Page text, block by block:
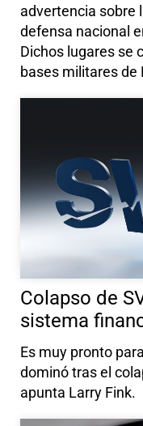
advertencia sobre
defensa nacional
Dichos lugares se
bases militares de
Colapso de
sistema
Es muy pronto
dominó tras el
apunta Larry Fink.